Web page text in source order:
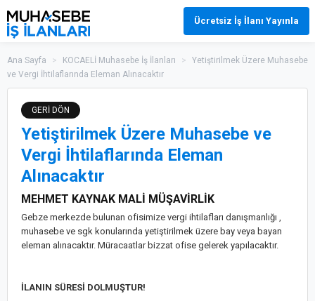
Ücretsiz İş İlanı Yayınla
Ana Sayfa > KOCAELİ Muhasebe İş İlanları >
Yetiştirilmek Üzere Muhasebe
ve Vergi İhtilaflarında Eleman Alınacaktır
GERİ DÖN
Yetiştirilmek Üzere Muhasebe ve
Vergi İhtilaflarında Eleman
Alınacaktır
MEHMET KAYNAK MALİ MÜŞAVİRLİK
Gebze merkezde bulunan ofisimize vergi ihtilafları danışmanlığı ,
muhasebe ve sgk konularında yetiştirilmek üzere bay veya bayan
eleman alınacaktır. Müracaatlar bizzat ofise gelerek yapılacaktır.
İLANIN SÜRESİ DOLMUŞTUR!